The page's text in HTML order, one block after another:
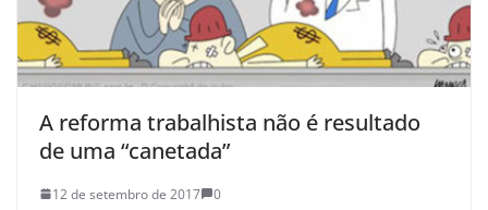
A reforma trabalhista não é resultado
de uma “canetada”
12 de setembro de 2017 0